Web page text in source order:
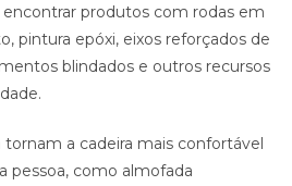
produtos com rodas em
pintura epóxi, eixos reforçados de
blindados e outros recursos
a cadeira mais confortável
pessoa, como almofada